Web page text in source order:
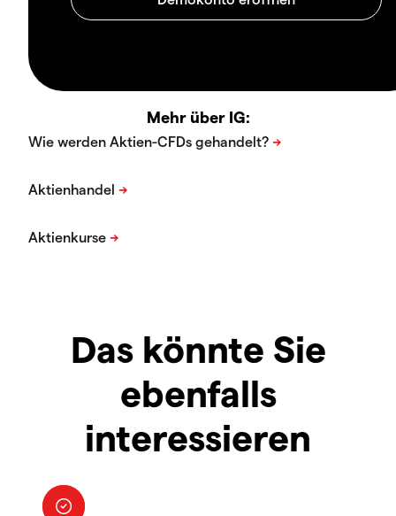
Mehr über IG:
Das könnte Sie
ebenfalls
interessieren